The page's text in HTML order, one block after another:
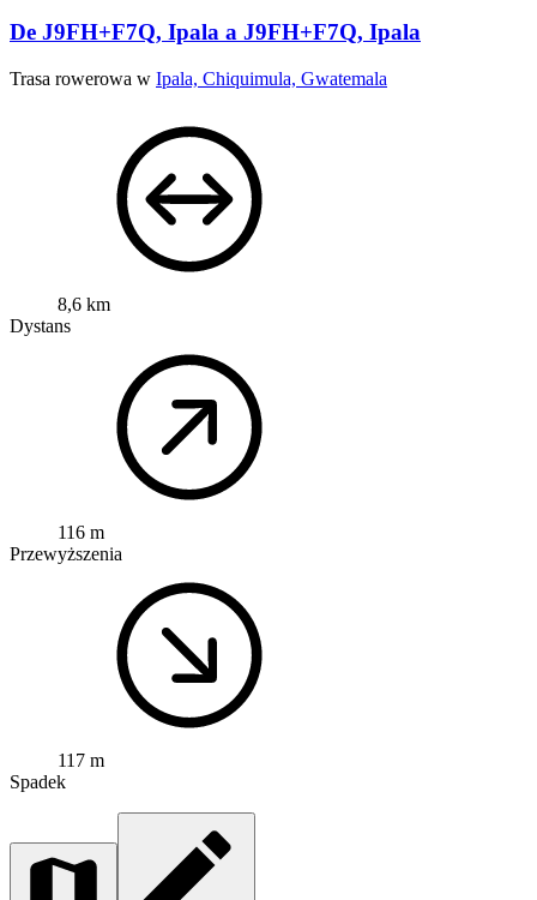
De J9FH+F7Q, Ipala a J9FH+F7Q, Ipala
Trasa rowerowa w Ipala, Chiquimula, Gwatemala
8,6 km
Dystans
116 m
Przewyższenia
117 m
Spadek